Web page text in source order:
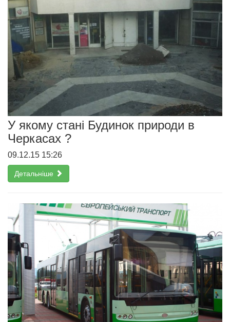
У якому стані Будинок природи в
Черкасах ?
09.12.15 15:26
Детальніше